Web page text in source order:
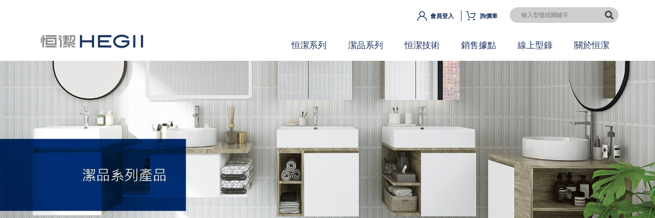
會員登入 詢價車
恒潔系列 潔品系列 恒潔技術 銷售據點 線上型錄 關於恒潔